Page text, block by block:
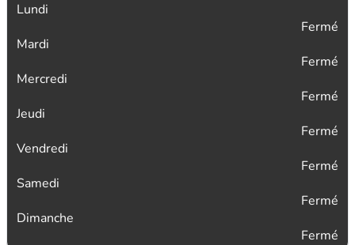
Lundi
Fermé
Mardi
Fermé
Mercredi
Fermé
Jeudi
Fermé
Vendredi
Fermé
Samedi
Fermé
Dimanche
Fermé